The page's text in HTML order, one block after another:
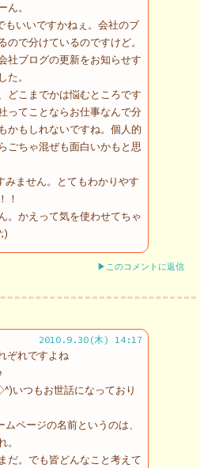
ん。
もいいですかねぇ。会社のブ
ので分けているのですけど。
社ブログの更新をお知らせす
た。
どこまでかは悩むところです
ってことならお仕事なんで分
かもしれないですね。個人的
ごちゃ混ぜも面白いかもと思
みません。とてもわかりやす
！
。かえって気を使わせてちゃ
▶このコメントに返信
2010.9.30(木) 14:17
ぞれですよね
いつもお世話になっており
ムページの名前というのは、
。
だ。でも皆どんなこと考えて